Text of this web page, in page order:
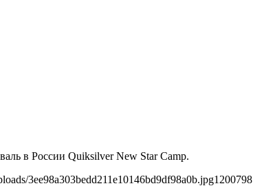
в России Quiksilver New Star Camp.
3ee98a303bedd211e10146bd9df98a0b.jpg1200798